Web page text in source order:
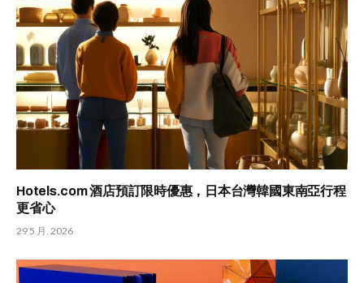
Hotels.com 酒店預訂限時優惠，日本台灣韓國東南亞行程
更省心
29 5 月, 2026